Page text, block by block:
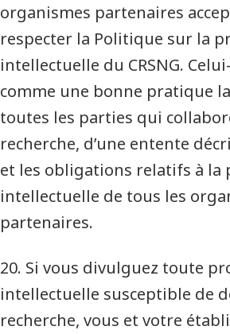
organismes partenaires
respecter la Politique sur la
intellectuelle du CRSNG.
comme une bonne pratique
toutes les parties qui
recherche, d’une entente
et les obligations relatifs à la
intellectuelle de tous les
partenaires.
20. Si vous divulguez toute
intellectuelle susceptible de
recherche, vous et votre